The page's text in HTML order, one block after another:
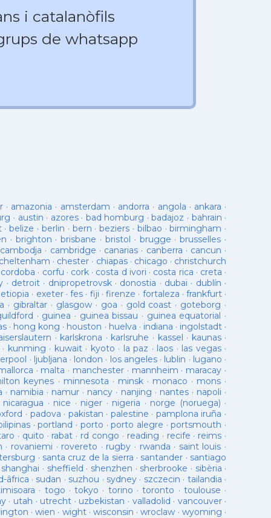
i catalanòfils
de whatsapp
· amazonia · amsterdam · andorra · angola · ankara ·
· austin · azores· bad homburg ·badajoz · bahrain ·
·belize · berlin · bern ·beziers · bilbao ·birmingham ·
· brighton ·brisbane · bristol · brugge ·brusselles ·
cambodja · cambridge · canarias · canberra · cancun ·
cheltenham · chester · chiapas· chicago · christchurch
cordoba · corfu · cork · costa d ivori · costa rica · creta ·
· detroit· dnipropetrovsk· donostia · dubai · dublín ·
etiopia · exeter· fes · fiji · firenze · fortaleza · frankfurt ·
· gibraltar · glasgow· goa · gold coast · goteborg ·
· guinea · guinea bissau · guinea equatorial ·
· hong kong · houston · huelva · indiana · ingolstadt·
· karlskrona · karlsruhe · kassel · kaunas·
kunming · kuwait· kyoto · la paz · laos · las vegas·
· ljubljana · london · los angeles· lublin · lugano ·
· malta · manchester · mannheim · maracay ·
keynes · minnesota · minsk· monaco · mons ·
· namibia · namur · nancy · nanjing · nantes· napoli ·
nicaragua · nice · niger · nigeria · norge (noruega) ·
· padova · pakistan · palestine · pamplona iruña ·
·portland · porto ·porto alegre ·portsmouth ·
· quito · rabat · rd congo · reading · recife · reims ·
· rovaniemi · rovereto · rugby · rwanda · saint louis ·
· santa cruz de la sierra · santander · santiago
shanghai · sheffield · shenzhen · sherbrooke · sibèria ·
âfrica · sudan · suzhou · sydney · szczecin · tailandia ·
· togo ·tokyo · torino ·toronto · toulouse ·
· utah · utrecht · uzbekistan · valladolid · vancouver·
·wien · wight·wisconsin ·wroclaw · wyoming ·